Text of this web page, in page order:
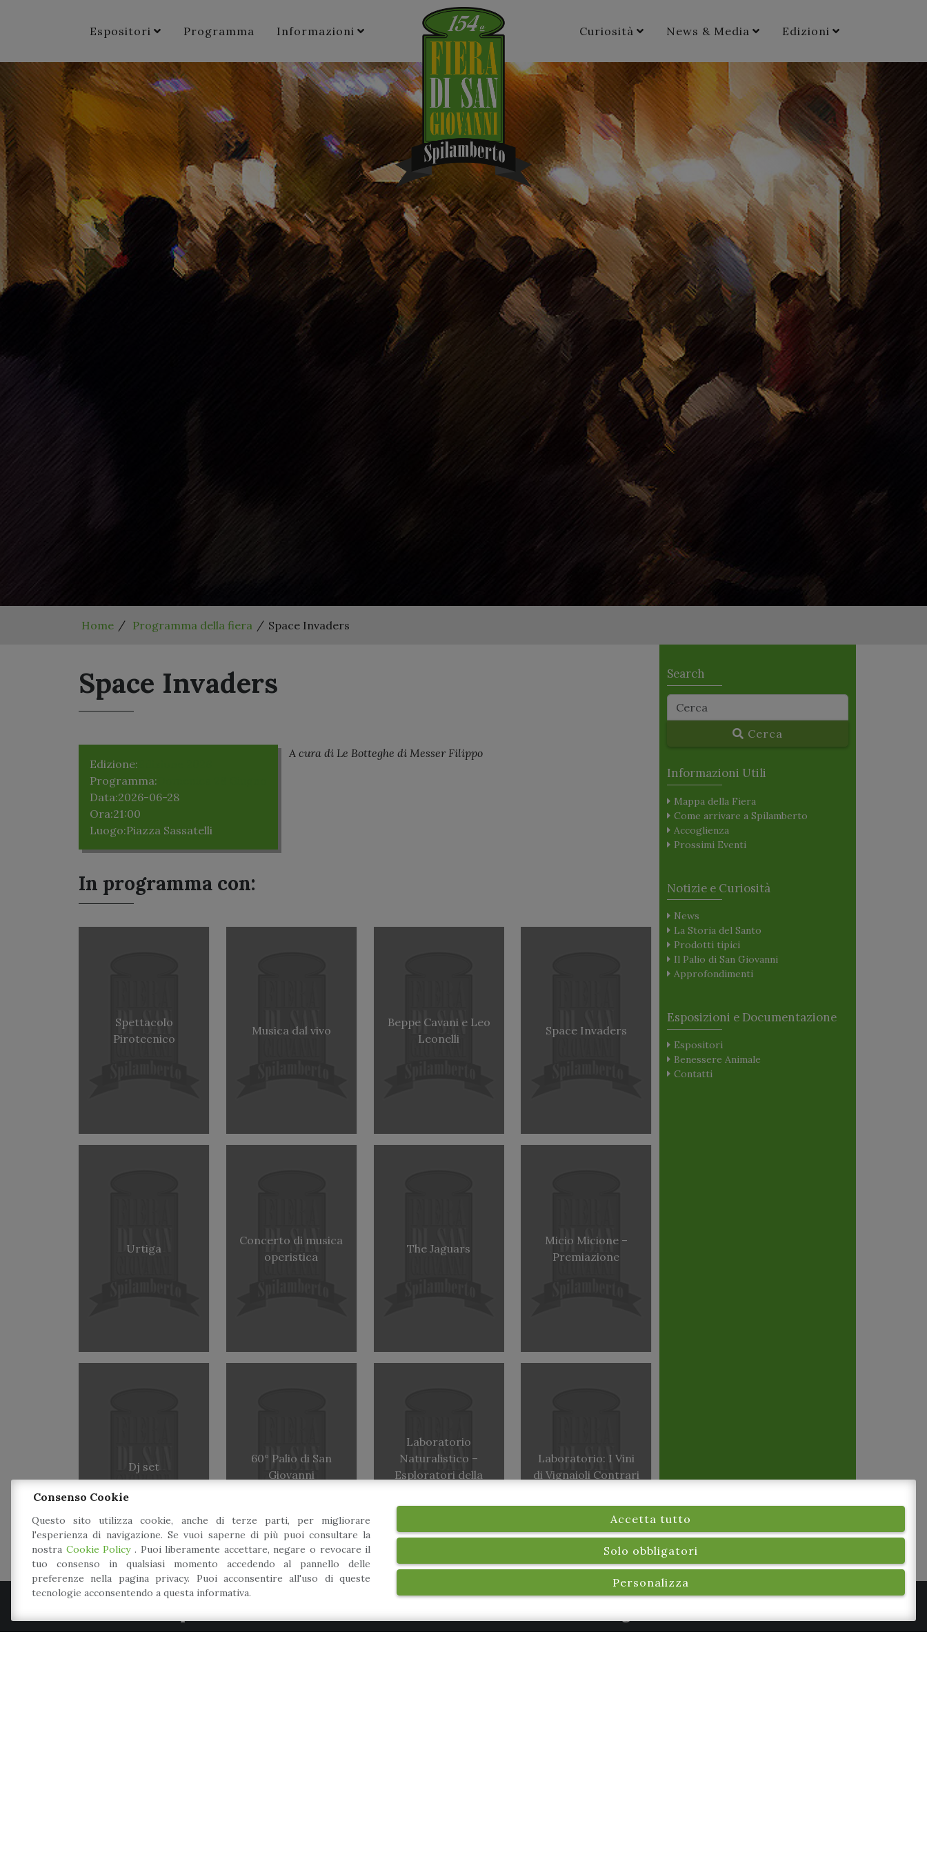
Espositori Programma Informazioni Curiosità News & Media Edizioni
Home Programma della fiera Space Invaders
Space Invaders
Edizione:
Programma:
Data:2026-06-28
Ora:21:00
Luogo:Piazza Sassatelli
A cura di Le Botteghe di Messer Filippo
In programma con:
Spettacolo
Pirotecnico
Musica dal vivo
Beppe Cavani e Leo
Leonelli
Space Invaders
Urtiga
Concerto di musica
operistica
The Jaguars
Micio Micione –
Premiazione
Dj set
60° Palio di San
Giovanni
Laboratorio
Naturalistico –
Esploratori della
Laboratorio: I Vini
di Vignaioli Contrari
Search
Cerca
Informazioni Utili
Mappa della Fiera
Come arrivare a Spilamberto
Accoglienza
Prossimi Eventi
Notizie e Curiosità
News
La Storia del Santo
Prodotti tipici
Il Palio di San Giovanni
Approfondimenti
Esposizioni e Documentazione
Espositori
Benessere Animale
Contatti
Consenso Cookie
Questo sito utilizza cookie, anche di terze parti, per migliorare
l'esperienza di navigazione. Se vuoi saperne di più puoi consultare la
nostra Cookie Policy . Puoi liberamente accettare, negare o revocare il
tuo consenso in qualsiasi momento accedendo al pannello delle
preferenze nella pagina privacy. Puoi acconsentire all'uso di queste
tecnologie acconsentendo a questa informativa.
Accetta tutto
Solo obbligatori
Personalizza